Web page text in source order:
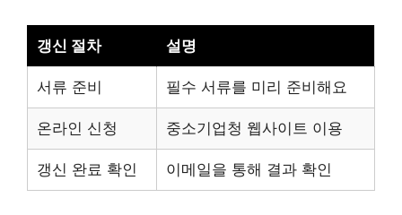
갱신 절차 설명
서류 준비 필수 서류를 미리 준비해요
온라인 신청 중소기업청 웹사이트 이용
갱신 완료 확인 이메일을 통해 결과 확인